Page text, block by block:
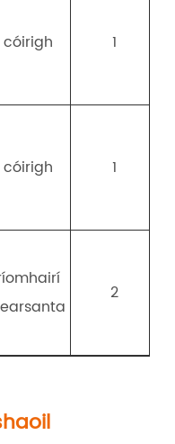
cóirigh 1
cóirigh 1
2